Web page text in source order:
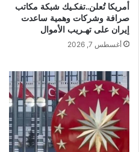
أمريكا تُعلن..تفكـيك شبكة مكاتب
صرافة وشركات وهمية ساعدت
إيران على تهـريب الأموال
أغسطس 7, 2026